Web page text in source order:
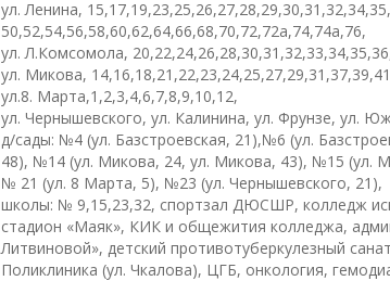
ул. Ленина,
50,52,54,56,58,60,62,64,66,68,70,72,72а,74,74а,76,
ул. Л.Комсомола,
ул. Микова,
ул.8. Марта,1,2,3,4,6,7,8,9,10,12,
ул. Чернышевского, ул. Калинина, ул. Фрунзе, ул.
д/сады: №4 (ул. Базстроевская, 21),№6 (ул.
48), №14 (ул. Микова, 24, ул. Микова, 43), №15 (ул.
№ 21 (ул. 8 Марта, 5), №23 (ул. Чернышевского, 21),
школы: № 9,15,23,32, спортзал ДЮСШР, колледж
стадион «Маяк», КИК и общежития колледжа,
Литвиновой», детский противотуберкулезный
Поликлиника (ул. Чкалова), ЦГБ, онкология,